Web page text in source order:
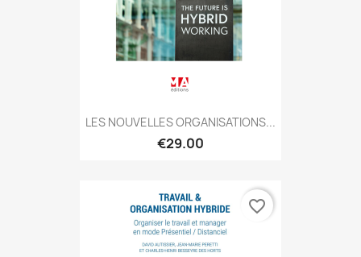
LES NOUVELLES ORGANISATIONS...
€29.00
favorite_border